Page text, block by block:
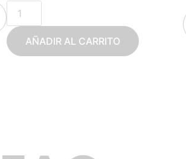
AÑADIR AL CARRITO